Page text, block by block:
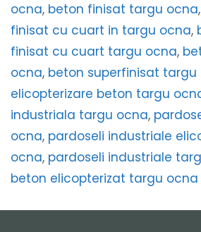
ocna, beton finisat targu ocna,
finisat cu cuart in targu ocna,
finisat cu cuart targu ocna,
ocna, beton superfinisat targu
elicopterizare beton targu
industriala targu ocna,
ocna, pardoseli industriale
ocna, pardoseli industriale
beton elicopterizat targu ocna